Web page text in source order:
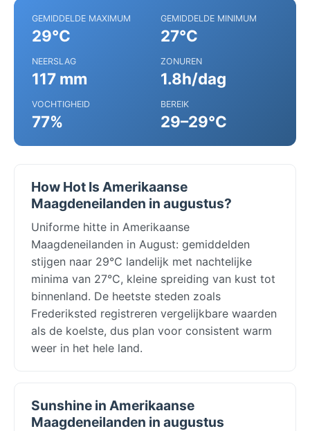
GEMIDDELDE MAXIMUM
29°C
GEMIDDELDE MINIMUM
27°C
NEERSLAG
117 mm
ZONUREN
1.8h/dag
VOCHTIGHEID
77%
BEREIK
29–29°C
How Hot Is Amerikaanse
Maagdeneilanden in augustus?
Uniforme hitte in Amerikaanse
Maagdeneilanden in August: gemiddelden
stijgen naar 29°C landelijk met nachtelijke
minima van 27°C, kleine spreiding van kust tot
binnenland. De heetste steden zoals
Frederiksted registreren vergelijkbare waarden
als de koelste, dus plan voor consistent warm
weer in het hele land.
Sunshine in Amerikaanse
Maagdeneilanden in augustus